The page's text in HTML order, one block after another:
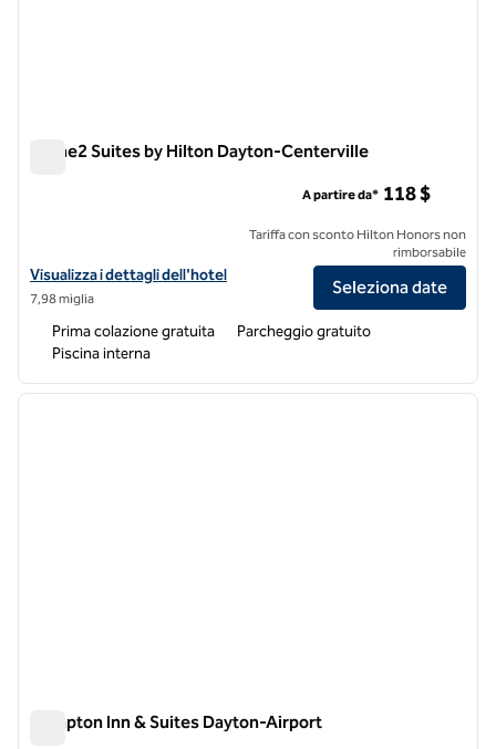
Home2 Suites by Hilton Dayton-Centerville
Visualizza i dettagli dell'hotel Home2 Suites by Hilton Dayton-
Visualizza i dettagli dell'hotel
7,98 miglia
A partire da* 118 $
Tariffa con sconto Hilton Honors non
rimborsabile
Seleziona date
Prima colazione gratuita
Parcheggio gratuito
Piscina interna
1 di 12
Hampton Inn & Suites Dayton-Airport